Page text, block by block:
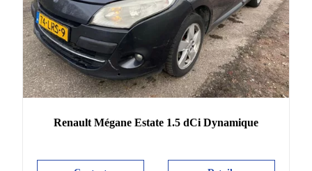
Renault Mégane Estate 1.5 dCi Dynamique